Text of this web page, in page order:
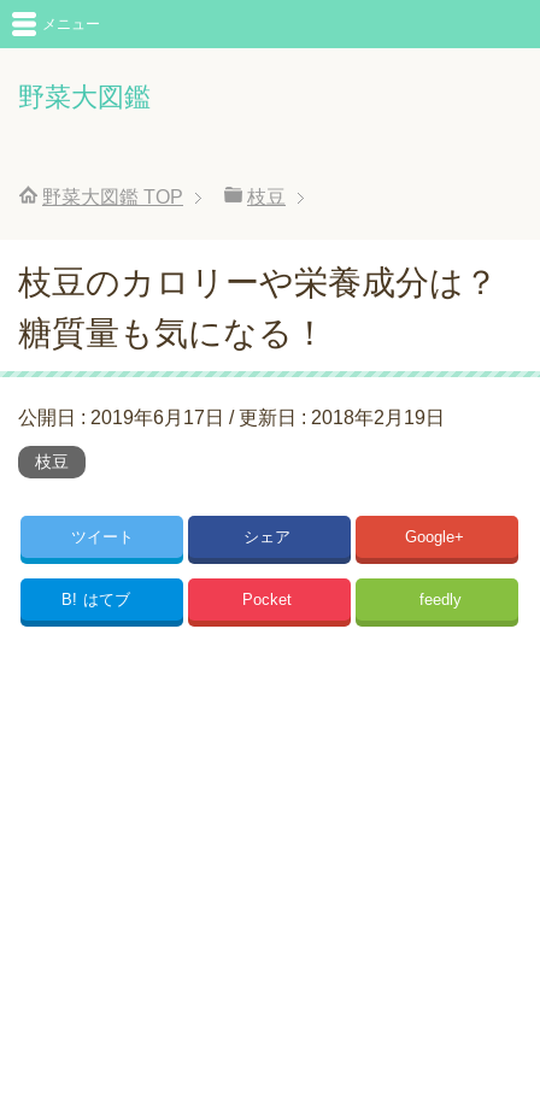
野菜大図鑑
メニュー
野菜大図鑑 TOP 枝豆
枝豆のカロリーや栄養成分は？
糖質量も気になる！
公開日 : 2019年6月17日 / 更新日 : 2018年2月19日
枝豆
ツイート シェア Google+
B! はてブ Pocket feedly